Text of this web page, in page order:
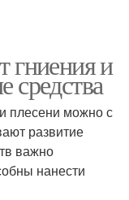
гниения и
средства
плесени можно с
развитие
важно
нанести